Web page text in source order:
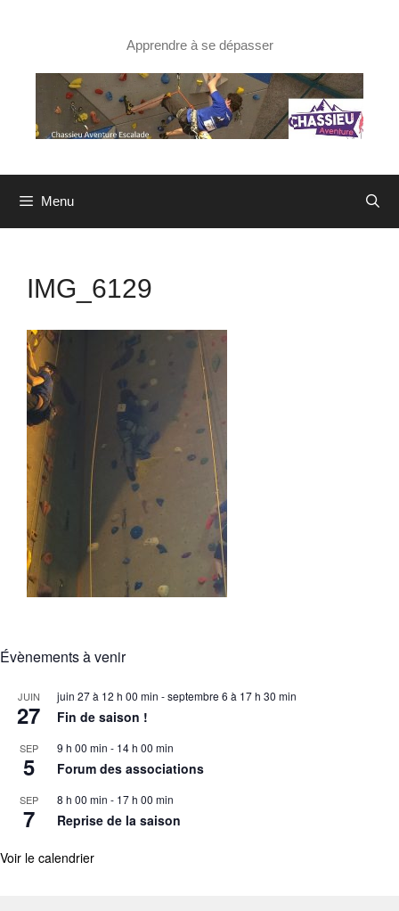
Apprendre à se dépasser
Menu
IMG_6129
Évènements à venir
JUIN
27
juin 27 à 12 h 00 min -septembre 6 à 17 h 30 min
Fin de saison !
SEP
5
9 h 00 min - 14 h 00 min
Forum des associations
SEP
7
8 h 00 min - 17 h 00 min
Reprise de la saison
Voir le calendrier